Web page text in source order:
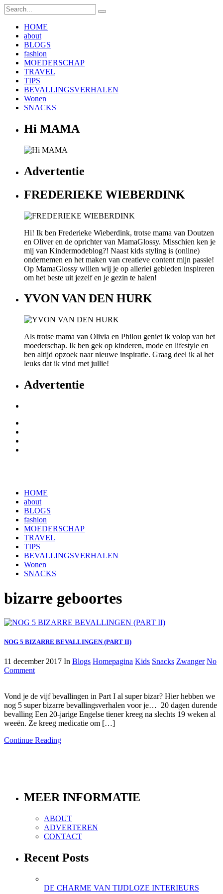
HOME
about
BLOGS
fashion
MOEDERSCHAP
TRAVEL
TIPS
BEVALLINGSVERHALEN
Wonen
SNACKS
Hi MAMA
Advertentie
FREDERIEKE WIEBERDINK
Hi! Ik ben Frederieke Wieberdink, trotse mama van Doutzen
en Oliver en de oprichter van MamaGlossy. Misschien ken je
mij van Kindermodeblog?! Naast kids styling is (online)
ondernemen en het maken van creatieve content mijn passie!
Op MamaGlossy willen wij je op allerlei gebieden inspireren
om het beste uit jezelf en je gezin te halen!
YVON VAN DEN HURK
Als trotse mama van Olivia en Philou geniet ik volop van het
moederschap. Ik ben gek op kinderen, mode en lifestyle en
ben altijd opzoek naar nieuwe inspiratie. Graag deel ik al het
leuks dat ik vind met jullie!
Advertentie
HOME
about
BLOGS
fashion
MOEDERSCHAP
TRAVEL
TIPS
BEVALLINGSVERHALEN
Wonen
SNACKS
bizarre geboortes
NOG 5 BIZARRE BEVALLINGEN (PART II)
11 december 2017 In Blogs Homepagina Kids Snacks Zwanger No
Comment
Vond je de vijf bevallingen in Part I al super bizar? Hier hebben we
nog 5 super bizarre bevallingsverhalen voor je… 20 dagen durende
bevalling Een 20-jarige Engelse tiener kreeg na slechts 19 weken al
weeën. Ze kreeg medicatie om […]
Continue Reading
MEER INFORMATIE
ABOUT
ADVERTEREN
CONTACT
Recent Posts
DE CHARME VAN TIJDLOZE INTERIEURS